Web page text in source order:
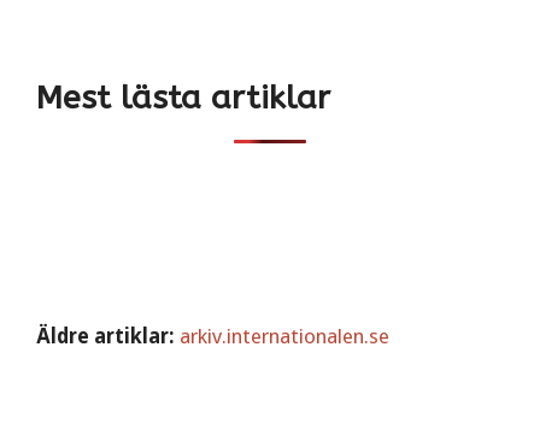
Mest lästa artiklar
Äldre artiklar: arkiv.internationalen.se